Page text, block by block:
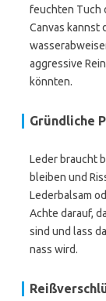
feuchten Tuch
Canvas kannst
aggressive
könnten.
Gründliche
Leder braucht
bleiben und
Lederbalsam
Achte darauf,
sind und lass
nass wird.